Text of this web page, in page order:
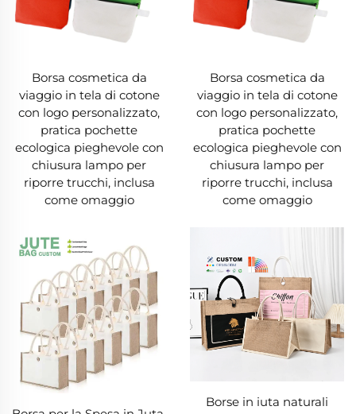
motivi audaci e colorati ai grafici originali, fino ai
loghi minimalisti o monogrammi eleganti. Le
utilizzando le borse in juta come strumenti
promozionali efficaci; stampare un logo o uno
slogan aziendale su una borsa in juta la
trasforma in un annuncio ambulante che i
clienti riutilizzeranno, ampliando così la visibilità
del marchio. Oltre all'estetica, la borsa in juta è
disponibile in innumerevoli modelli pratici:
ampie tote bag, zaini funzionali, messenger bag
eleganti e borse da viaggio spaziose.
Indipendentemente dal proprio stile di vita—sia
che siate studenti, professionisti o viaggiatori
frequenti—esiste una borsa in juta progettata
per soddisfare le vostre esigenze specifiche.
Borsa cosmetica da
viaggio in tela di cotone
con logo personalizzato,
pratica pochette
ecologica pieghevole con
chiusura lampo per
riporre trucchi, inclusa
come omaggio
Borsa cosmetica da
viaggio in tela di cotone
con logo personalizzato,
pratica pochette
ecologica pieghevole con
chiusura lampo per
riporre trucchi, inclusa
come omaggio
Borse in iuta naturali